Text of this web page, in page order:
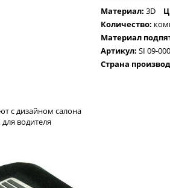
Материал:3D
Количество:
Материал
Артикул:SI 09-
Страна
с дизайном салона
водителя